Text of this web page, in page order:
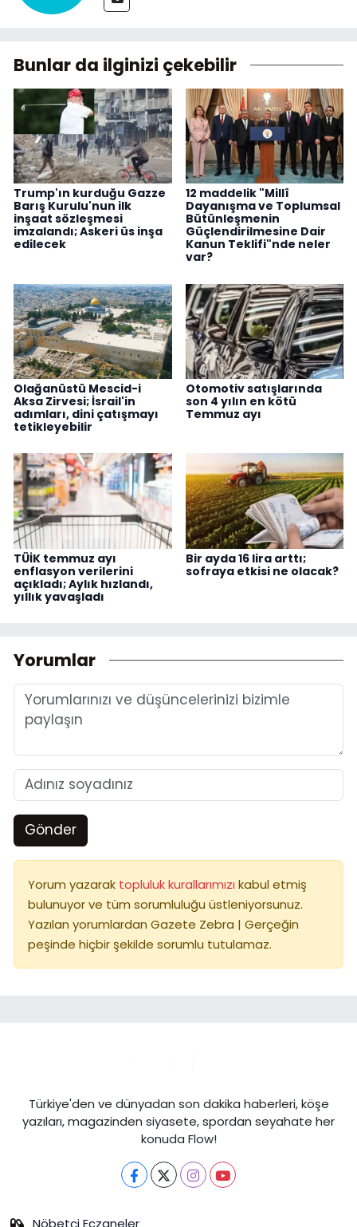
Bunlar da ilginizi çekebilir
Trump'ın kurduğu Gazze
Barış Kurulu'nun ilk
inşaat sözleşmesi
imzalandı; Askeri üs inşa
edilecek
12 maddelik "Millî
Dayanışma ve Toplumsal
Bütünleşmenin
Güçlendirilmesine Dair
Kanun Teklifi"nde neler
var?
Olağanüstü Mescid-i
Aksa Zirvesi; İsrail'in
adımları, dini çatışmayı
tetikleyebilir
Otomotiv satışlarında
son 4 yılın en kötü
Temmuz ayı
TÜİK temmuz ayı
enflasyon verilerini
açıkladı; Aylık hızlandı,
yıllık yavaşladı
Bir ayda 16 lira arttı;
sofraya etkisi ne olacak?
Yorumlar
Gönder
Yorum yazarak topluluk kurallarımızı kabul etmiş
bulunuyor ve tüm sorumluluğu üstleniyorsunuz.
Yazılan yorumlardan Gazete Zebra | Gerçeğin
peşinde hiçbir şekilde sorumlu tutulamaz.
Türkiye'den ve dünyadan son dakika haberleri, köşe
yazıları, magazinden siyasete, spordan seyahate her
konuda Flow!
Nöbetçi Eczaneler